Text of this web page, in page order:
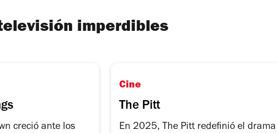
imperdibles
creció ante los
Cine
The Pitt
En 2025, The Pitt redefinió el drama